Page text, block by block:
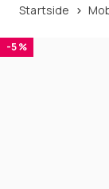
Startside
-5 %